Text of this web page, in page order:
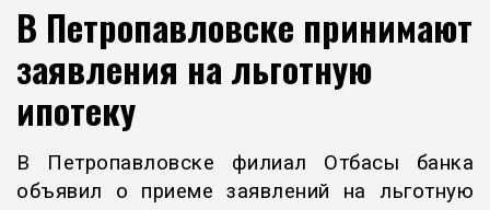
В Петропавловске принимают
заявления на льготную
ипотеку
В Петропавловске филиал Отбасы банка
объявил о приеме заявлений на льготную